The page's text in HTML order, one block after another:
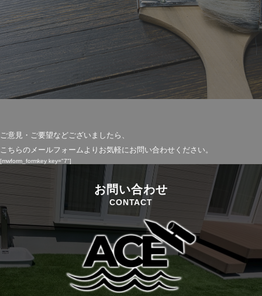
ご意見・ご要望などございましたら、
こちらのメールフォームよりお気軽にお問い合わせください。
[mwform_formkey key="7"]
お問い合わせ
CONTACT